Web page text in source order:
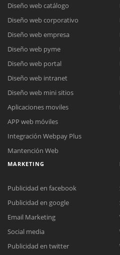
Diseño web catálogo
Diseño web corporativo
Diseño web empresa
Diseño web pyme
Diseño web portal
Diseño web intranet
Diseño web mini sitios
Aplicaciones moviles
APP web móviles
Integración Webpay Plus
Mantención Web
MARKETING
Publicidad en facebook
Publicidad en google
Email Marketing
Social media
Publicidad en twitter